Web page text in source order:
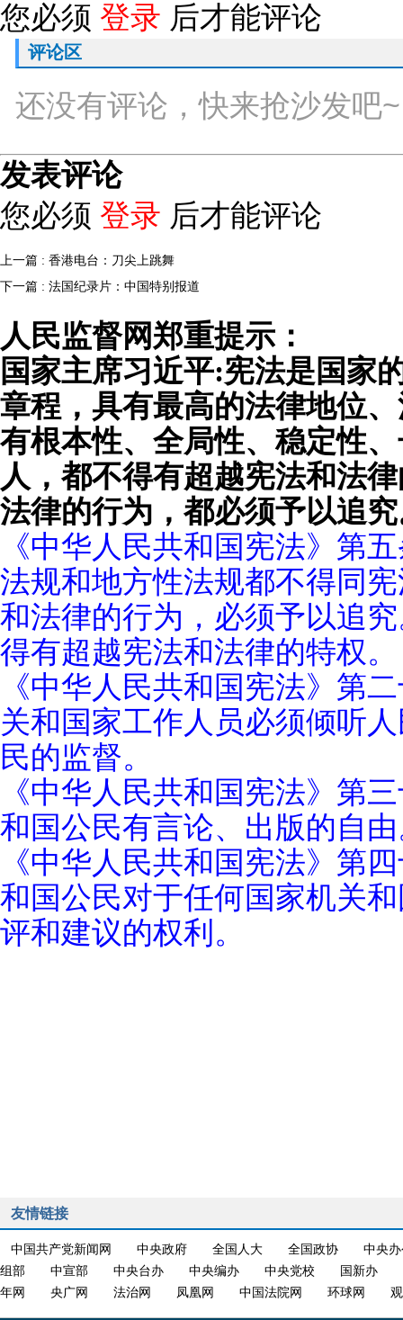
您必须 登录 后才能评论
评论区
还没有评论，快来抢沙发吧~
发表评论
您必须 登录 后才能评论
上一篇 : 香港电台：刀尖上跳舞
下一篇 : 法国纪录片：中国特别报道
人民监督网郑重提示：
国家主席习近平:宪法是国家
章程，具有最高的法律地位
有根本性、全局性、稳定性
人，都不得有超越宪法和法
法律的行为，都必须予以追
《中华人民共和国宪法》第
法规和地方性法规都不得同
和法律的行为，必须予以追
得有超越宪法和法律的特权。
《中华人民共和国宪法》第
关和国家工作人员必须倾听
民的监督。
《中华人民共和国宪法》第
和国公民有言论、出版的自
《中华人民共和国宪法》第
和国公民对于任何国家机关
评和建议的权利。
友情链接
中国共产党新闻网 中央政府 全国人大 全国政协
中央
组部
中宣部 中央台办 中央编办 中央党校
国新办
年网
央广网 法治网 凤凰网 中国法院网 环球网